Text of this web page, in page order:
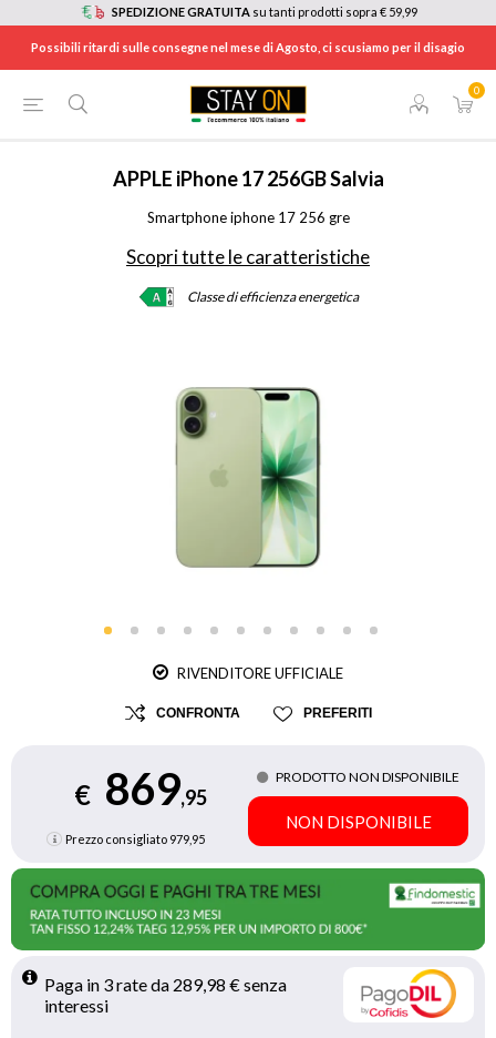
SPEDIZIONE GRATUITA su tanti prodotti sopra € 59,99
Possibili ritardi sulle consegne nel mese di Agosto, ci scusiamo per il disagio
0
TELEFONIA SMARTPHONE E CELLULARI IPHONE 17
APPLE iPhone 17 256GB Salvia
Smartphone iphone 17 256 gre
Scopri tutte le caratteristiche
Classe di efficienza energetica
RIVENDITORE UFFICIALE
CONFRONTA PREFERITI
€ 869,95
Prezzo consigliato 979,95
PRODOTTO NON DISPONIBILE
NON DISPONIBILE
Paga in 3 rate da 289,98 € senza
interessi